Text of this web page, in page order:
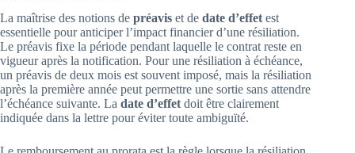
La maîtrise des notions de préavis et de date d’effetest
essentielle pour anticiper l’impact financier d’une résiliation.
Le préavis fixe la période pendant laquelle le contrat reste en
vigueur après la notification. Pour une résiliation à échéance,
un préavis de deux mois est souvent imposé, mais la résiliation
après la première année peut permettre une sortie sans attendre
l’échéance suivante. La date d’effetdoit être clairement
indiquée dans la lettre pour éviter toute ambiguïté.